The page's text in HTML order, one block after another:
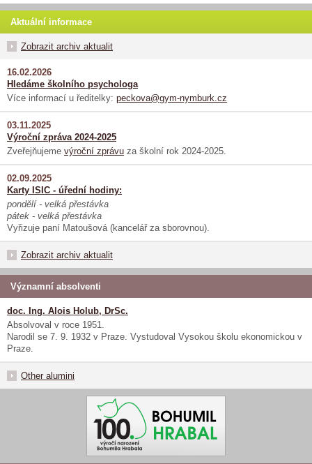
Aktuální informace
Zobrazit archiv aktualit
16.02.2026
Hledáme školního psychologa
Více informací u ředitelky: peckova@gym-nymburk.cz
03.11.2025
Výroční zpráva 2024-2025
Zveřejňujeme výroční zprávu za školní rok 2024-2025.
02.09.2025
Karty ISIC - úřední hodiny:
pondělí - velká přestávka
pátek - velká přestávka
Vyřizuje paní Matoušová (kancelář za sborovnou).
Zobrazit archiv aktualit
Významní absolventi
doc. Ing. Alois Holub, DrSc.
Absolvoval v roce 1951.
Narodil se 7. 9. 1932 v Praze. Vystudoval Vysokou školu ekonomickou v
Praze.
Other alumini